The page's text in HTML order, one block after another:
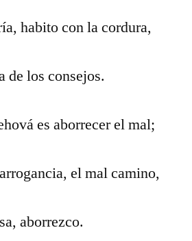
habito con la cordura,
de los consejos.
es aborrecer el mal;
el mal camino,
aborrezco.